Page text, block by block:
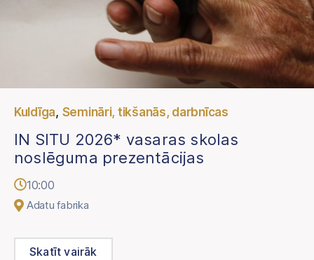
Kuldīga, Semināri, tikšanās, darbnīcas
IN SITU 2026* vasaras skolas
noslēguma prezentācijas
10:00
Adatu fabrika
Skatīt vairāk